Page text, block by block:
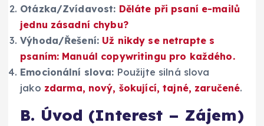
Otázka/Zvídavost: Děláte při psaní e-mailů
jednu zásadní chybu?
Výhoda/Řešení: Už nikdy se netrapte s
psaním: Manuál copywritingu pro každého.
Emocionální slova: Použijte silná slova
jako zdarma, nový, šokující, tajné, zaručené.
B. Úvod (Interest – Zájem)